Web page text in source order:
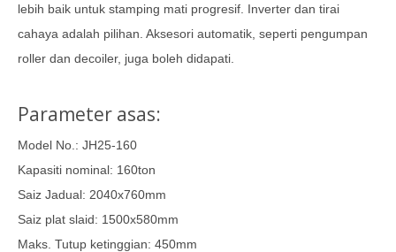
lebih baik untuk stamping mati progresif. Inverter dan tirai
cahaya adalah pilihan. Aksesori automatik, seperti pengumpan
roller dan decoiler, juga boleh didapati.
Parameter asas:
Model No.: JH25-160
Kapasiti nominal: 160ton
Saiz Jadual: 2040x760mm
Saiz plat slaid: 1500x580mm
Maks. Tutup ketinggian: 450mm